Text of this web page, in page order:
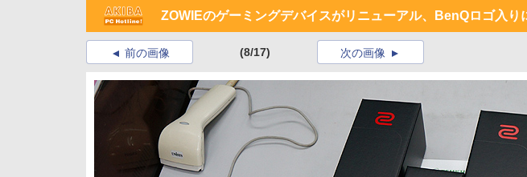
ZOWIEのゲーミングデバイスがリニューアル、BenQロゴ入り
前の画像 (8/17) 次の画像